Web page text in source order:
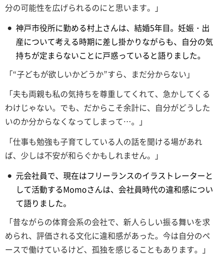
分の可能性を広げられるのにと思います。」
神戸市役所に勤める村上さんは、結婚5年目。妊娠・出
産について考える時期に差し掛かりながらも、自分の気
持ちが定まらないことに戸惑っていると語りました。
「“子どもが欲しいかどうか”すら、まだ分からない」
「夫も両親も私の気持ちを尊重してくれて、急かしてくる
わけじゃない。でも、だからこそ余計に、自分がどうした
いのか分からなくなってしまって…。」
「仕事も勉強も子育てしている人の話を聞ける場があれ
ば、少しは不安が和らぐかもしれません。」
元会社員で、現在はフリーランスのイラストレーターと
して活動するMomoさんは、会社員時代の違和感につい
て語りました。
「昔ながらの体育会系の会社で、新人らしい振る舞いを求
められ、評価される文化に違和感があった。今は自分のペ
ースで働けているけど、孤独を感じることもあります。」